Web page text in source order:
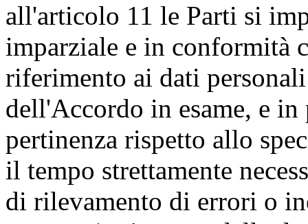
all'articolo 11 le Parti si
imparziale e in conformità
riferimento ai dati
dell'Accordo in esame, e in
pertinenza rispetto allo
il tempo strettamente
di rilevamento di errori o